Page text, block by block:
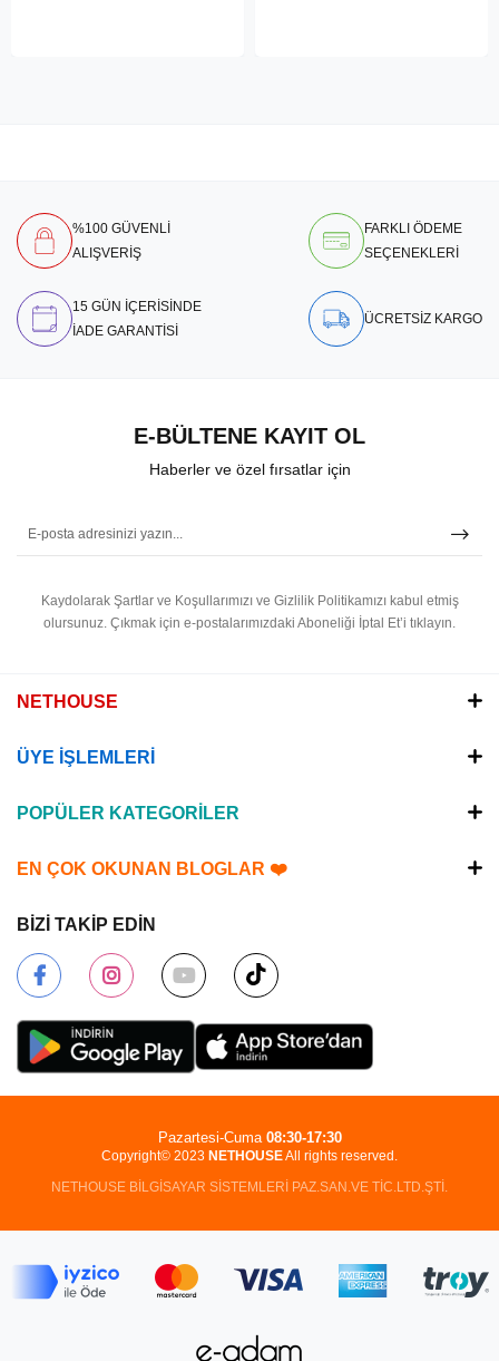
%100 GÜVENLİ
ALIŞVERİŞ
FARKLI ÖDEME
SEÇENEKLERİ
15 GÜN İÇERİSİNDE
İADE GARANTİSİ
ÜCRETSİZ KARGO
E-BÜLTENE KAYIT OL
Haberler ve özel fırsatlar için
Kaydolarak Şartlar ve Koşullarımızı ve Gizlilik Politikamızı kabul etmiş
olursunuz. Çıkmak için e-postalarımızdaki Aboneliği İptal Et’i tıklayın.
NETHOUSE
ÜYE İŞLEMLERİ
POPÜLER KATEGORİLER
EN ÇOK OKUNAN BLOGLAR ❤️
BİZİ TAKİP EDİN
Copyright© 2023 NETHOUSEAll rights reserved.
NETHOUSE BİLGİSAYAR SİSTEMLERİ PAZ.SAN.VE TİC.LTD.ŞTİ.
Pazartesi-Cuma 08:30-17:30